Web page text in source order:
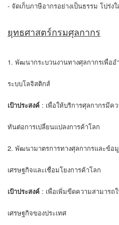
- จัดเก็บภาษีอากรอย่างเป็นธรรม โปร่ง
ยุทธศาสตร์กรมศุลกากร
1. พัฒนากระบวนงานทางศุลกากรเพื่อ
ระบบโลจิสติกส์
เป้าประสงค์ : เพื่อให้บริการศุลกากรมีค
ทันต่อการเปลี่ยนแปลงการค้าโลก
2. พัฒนามาตรการทางศุลกากรและข้อมู
เศรษฐกิจและเชื่อมโยงการค้าโลก
เป้าประสงค์ : เพื่อเพิ่มขีดความสามารถ
เศรษฐกิจของประเทศ